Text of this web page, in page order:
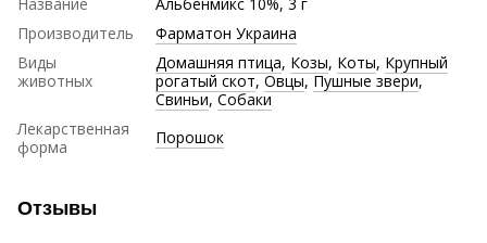
Производитель
Фарматон Украина
Виды
животных
Домашняя птица, Козы, Коты, Крупный
рогатый скот,Овцы,Пушные звери,
Свиньи,Собаки
Лекарственная
форма
Порошок
Отзывы